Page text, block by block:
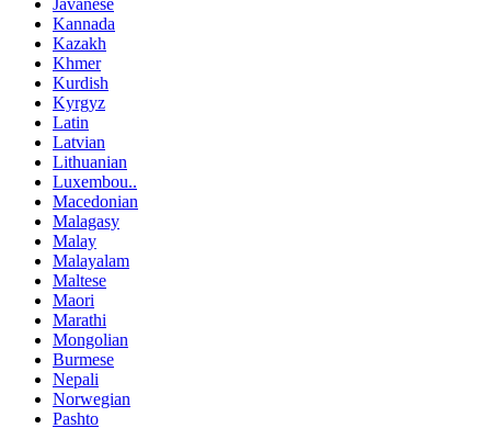
Kannada
Kazakh
Khmer
Kurdish
Kyrgyz
Latin
Latvian
Lithuanian
Luxembou..
Macedonian
Malagasy
Malay
Malayalam
Maltese
Maori
Marathi
Mongolian
Burmese
Nepali
Norwegian
Pashto